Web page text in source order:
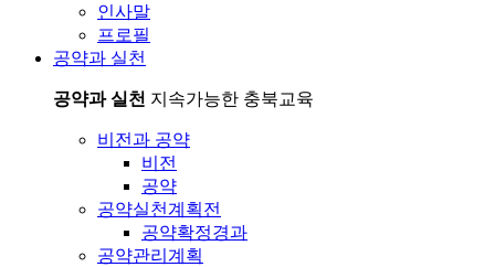
인사말
프로필
공약과 실천
공약과 실천 지속가능한 충북교육
비전과 공약
비전
공약
공약실천계획전
공약확정경과
공약관리계획